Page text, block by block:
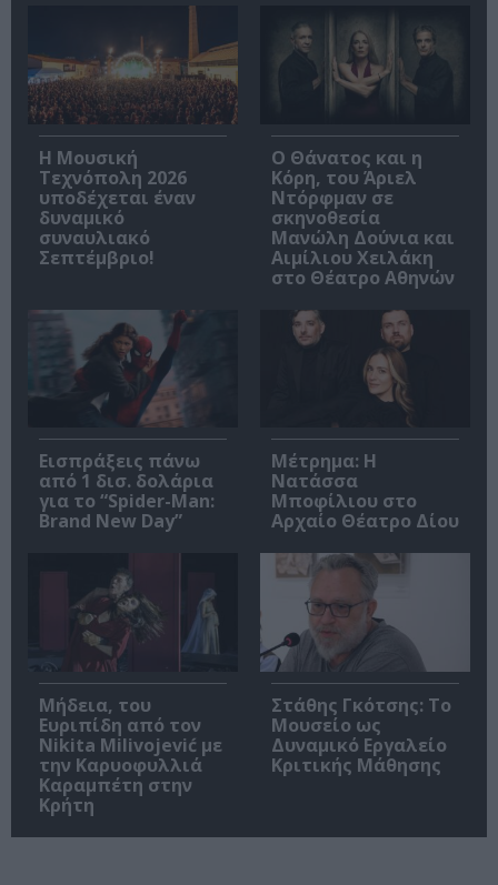
Η Μουσική
Τεχνόπολη 2026
υποδέχεται έναν
δυναμικό
συναυλιακό
Σεπτέμβριο!
Ο Θάνατος και η
Κόρη, του Άριελ
Ντόρφμαν σε
σκηνοθεσία
Μανώλη Δούνια και
Αιμίλιου Χειλάκη
στο Θέατρο Αθηνών
Εισπράξεις πάνω
από 1 δισ. δολάρια
για το “Spider-Man:
Brand New Day”
Μέτρημα: Η
Νατάσσα
Μποφίλιου στο
Αρχαίο Θέατρο Δίου
Μήδεια, του
Ευριπίδη από τον
Nikita Milivojević με
την Καρυοφυλλιά
Καραμπέτη στην
Κρήτη
Στάθης Γκότσης: Το
Μουσείο ως
Δυναμικό Εργαλείο
Κριτικής Μάθησης